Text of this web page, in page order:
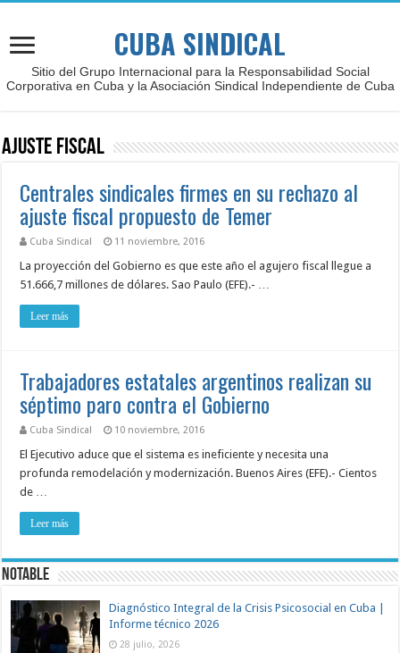
CUBA SINDICAL
Sitio del Grupo Internacional para la Responsabilidad Social
Corporativa en Cuba y la Asociación Sindical Independiente de Cuba
Ajuste fiscal
Centrales sindicales firmes en su rechazo al
ajuste fiscal propuesto de Temer
Cuba Sindical 11 noviembre, 2016
La proyección del Gobierno es que este año el agujero fiscal llegue a
51.666,7 millones de dólares. Sao Paulo (EFE).- …
Leer más
Trabajadores estatales argentinos realizan su
séptimo paro contra el Gobierno
Cuba Sindical 10 noviembre, 2016
El Ejecutivo aduce que el sistema es ineficiente y necesita una
profunda remodelación y modernización. Buenos Aires (EFE).- Cientos
de …
Leer más
NOTABLE
Diagnóstico Integral de la Crisis Psicosocial en Cuba |
Informe técnico 2026
28 julio, 2026